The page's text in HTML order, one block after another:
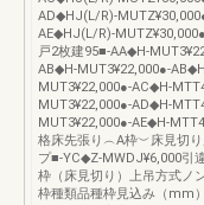
AD◆HJ(L/R)-
AE◆HJ(L/R)-
戸2枚建95■-AA◆H-
AB◆H-MUT3¥22,000●-
MUT3¥22,000●-AC◆H-
MUT3¥22,000●-AD◆H-
MUT3¥22,000●-AE◆H-
格床先張り︵A枠︶床見切
プ■-YC◆Z-MWDJ¥6,000引
枠（床見切り）上吊方式ノ
枠種類品種枠見込み（mm